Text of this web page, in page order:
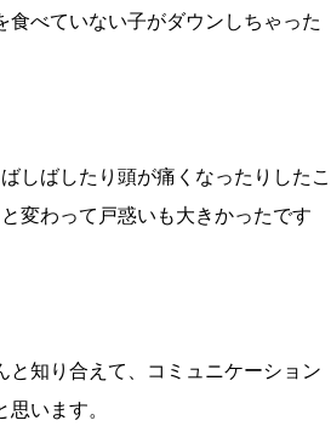
べていない子がダウンしちゃった
しばしたり頭が痛くなったりしたこ
変わって戸惑いも大きかったです
知り合えて、コミュニケーション
います。